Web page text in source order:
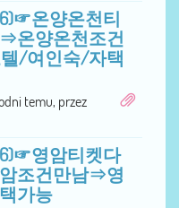
온양온천티
온양온천조건
/여인숙/자택
temu, przez
영암티켓다
조건만남⇒영
가능